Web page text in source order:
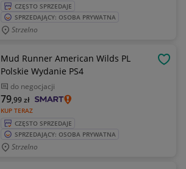
CZĘSTO SPRZEDAJE
SPRZEDAJĄCY: OSOBA PRYWATNA
Strzelno
Mud Runner American Wilds PL
Polskie Wydanie PS4
do negocjacji
KUP TERAZ
79,99zł
CZĘSTO SPRZEDAJE
SPRZEDAJĄCY: OSOBA PRYWATNA
Strzelno